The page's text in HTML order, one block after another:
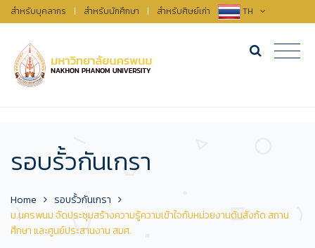
สำหรับบุคลากร | สำหรับนักศึกษา | สำหรับศิษย์เก่า TH
รอบรั้วกันเกรา
Home
รอบรั้วกันเกรา
ม.นครพนม จัดประชุมสร้างความรู้ความเข้าใจกับหน่วยงานต้นสังกัด สถาน
ศึกษา และศูนย์ประสานงาน สมศ.